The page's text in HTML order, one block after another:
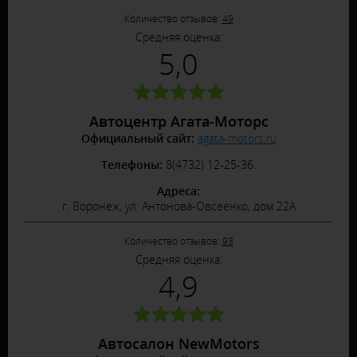
Количество отзывов: 49
Средняя оценка:
5,0
Автоцентр Агата-Моторс
Официальный сайт: agata-motors.ru
Телефоны: 8(4732) 12-25-36.
Адреса:
г. Воронеж, ул. Антонова-Овсеенко, дом 22А
Количество отзывов: 93
Средняя оценка:
4,9
Автосалон NewMotors